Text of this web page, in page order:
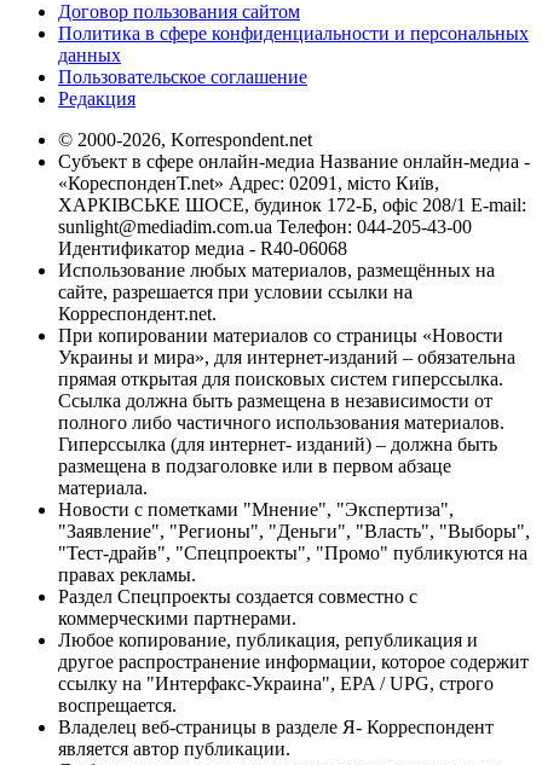
Договор пользования сайтом
Политика в сфере конфиденциальности и персональных
данных
Пользовательское соглашение
Редакция
© 2000-2026, Korrespondent.net
Субъект в сфере онлайн-медиа Название онлайн-медиа -
«КореспонденТ.net» Адрес: 02091, місто Київ,
ХАРКІВСЬКЕ ШОСЕ, будинок 172-Б, офіс 208/1 E-mail:
sunlight@mediadim.com.ua Телефон: 044-205-43-00
Идентификатор медиа - R40-06068
Использование любых материалов, размещённых на
сайте, разрешается при условии ссылки на
Корреспондент.net.
При копировании материалов со страницы «Новости
Украины и мира», для интернет-изданий – обязательна
прямая открытая для поисковых систем гиперссылка.
Ссылка должна быть размещена в независимости от
полного либо частичного использования материалов.
Гиперссылка (для интернет- изданий) – должна быть
размещена в подзаголовке или в первом абзаце
материала.
Новости с пометками "Мнение", "Экспертиза",
"Заявление", "Регионы", "Деньги", "Власть", "Выборы",
"Тест-драйв", "Спецпроекты", "Промо" публикуются на
правах рекламы.
Раздел Спецпроекты создается совместно с
коммерческими партнерами.
Любое копирование, публикация, републикация и
другое распространение информации, которое содержит
ссылку на "Интерфакс-Украина", EPA / UPG, строго
воспрещается.
Владелец веб-страницы в разделе Я- Корреспондент
является автор публикации.